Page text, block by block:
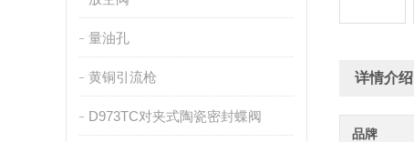
量油孔
黄铜引流枪
D973TC对夹式陶瓷密封蝶阀
详情介绍
品牌